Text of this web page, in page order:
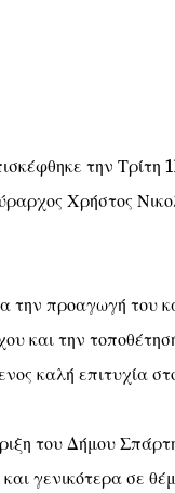
την Τρίτη
Χρήστος
προαγωγή του
και την
καλή επιτυχία
του Δήμου
γενικότερα σε